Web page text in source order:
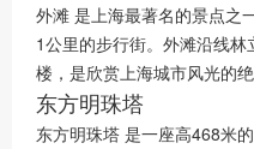
外滩 是上海最著名的景点之
1公里的步行街。外滩沿线
楼，是欣赏上海城市风光的绝
东方明珠塔
东方明珠塔 是一座高468米